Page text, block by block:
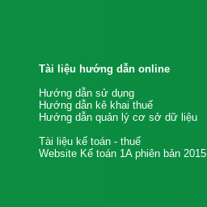
Tài liệu hướng dẫn online
Hướng dẫn sử dụng
Hướng dẫn kê khai thuế
Hướng dẫn quản lý cơ sở dữ liệu
Tài liệu kế toán - thuế
Website Kế toán 1A phiên bản 2015